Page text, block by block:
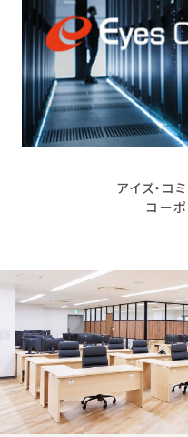
アイズ・コ
コーポ